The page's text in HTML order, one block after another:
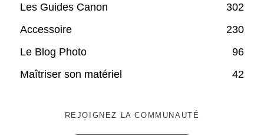
Les Guides Canon
302
Accessoire
230
Le Blog Photo
96
Maîtriser son matériel
42
REJOIGNEZ LA COMMUNAUTÉ